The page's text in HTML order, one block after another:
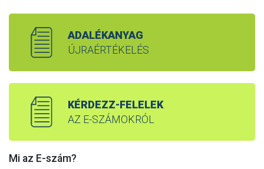
ADALÉKANYAG
ÚJRAÉRTÉKELÉS
KÉRDEZZ-FELELEK
AZ E-SZÁMOKRÓL
Mi az E-szám?